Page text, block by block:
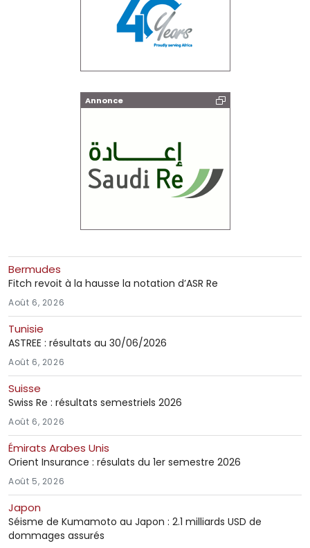
Annonce
Bermudes
Fitch revoit à la hausse la notation d’ASR Re
Août 6, 2026
Tunisie
ASTREE : résultats au 30/06/2026
Août 6, 2026
Suisse
Swiss Re : résultats semestriels 2026
Août 6, 2026
Émirats Arabes Unis
Orient Insurance : résulats du 1er semestre 2026
Août 5, 2026
Japon
Séisme de Kumamoto au Japon : 2.1 milliards USD de
dommages assurés